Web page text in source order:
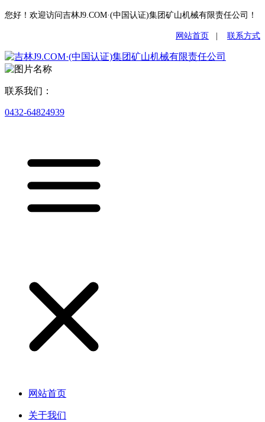
您好！欢迎访问吉林J9.COM·(中国认证)集团矿山机械有限责任公司！
网站首页 联系方式
联系我们：
0432-64824939
网站首页
关于我们